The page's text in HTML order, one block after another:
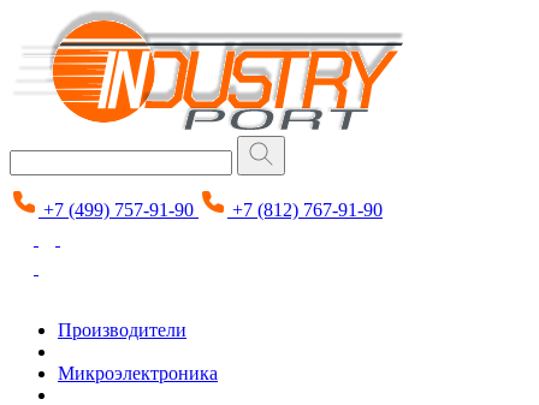
+7 (499) 757-91-90 +7 (812) 767-91-90
Производители
Микроэлектроника